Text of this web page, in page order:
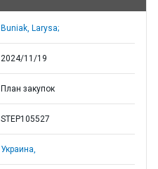
Buniak, Larysa;
2024/11/19
План закупок
STEP105527
Украина,